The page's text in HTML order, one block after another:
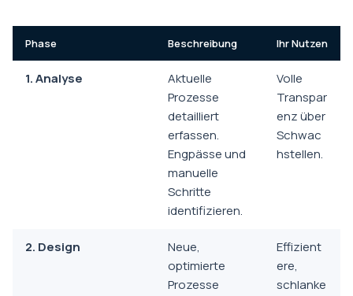
Phase Beschreibung Ihr Nutzen
1. Analyse
Aktuelle
Prozesse
detailliert
erfassen.
Engpässe und
manuelle
Schritte
identifizieren.
Volle
Transpar
enz über
Schwac
hstellen.
2. Design
Neue,
optimierte
Prozesse
Effizient
ere,
schlanke